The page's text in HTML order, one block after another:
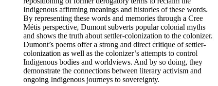
Indigenous affirming meanings and histories of these words.
By representing these words and memories through a Cree
Métis perspective, Dumont subverts popular colonial myths
and shows the truth about settler-colonization to the colonizer.
Dumont’s poems offer a strong and direct critique of settler-
colonization as well as the colonizer’s attempts to control
Indigenous bodies and worldviews. And by so doing, they
demonstrate the connections between literary activism and
ongoing Indigenous journeys to sovereignty.